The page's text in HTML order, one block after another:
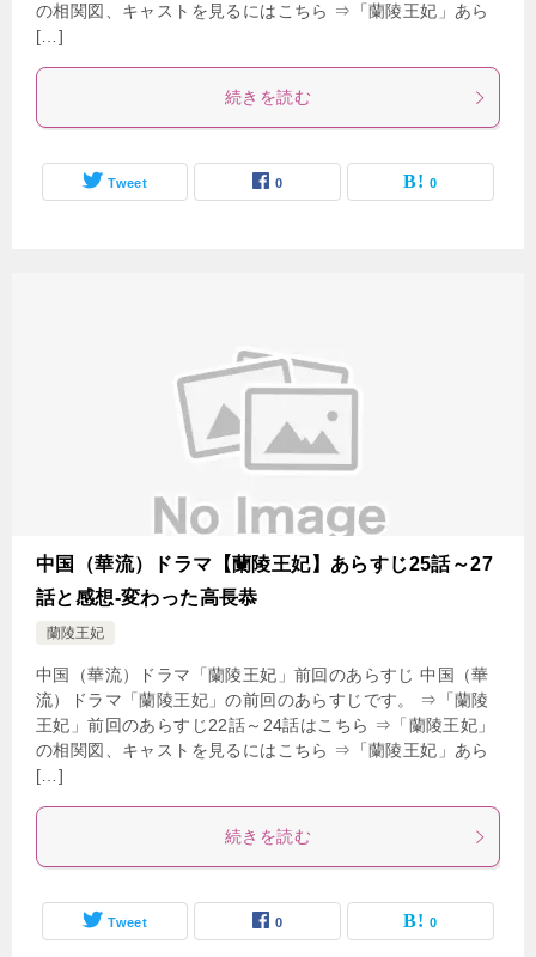
の相関図、キャストを見るにはこちら ⇒「蘭陵王妃」あら
[…]
続きを読む
Tweet 0 0
中国（華流）ドラマ【蘭陵王妃】あらすじ25話～27
話と感想-変わった高長恭
蘭陵王妃
中国（華流）ドラマ「蘭陵王妃」前回のあらすじ 中国（華
流）ドラマ「蘭陵王妃」の前回のあらすじです。 ⇒「蘭陵
王妃」前回のあらすじ22話～24話はこちら ⇒「蘭陵王妃」
の相関図、キャストを見るにはこちら ⇒「蘭陵王妃」あら
[…]
続きを読む
Tweet 0 0